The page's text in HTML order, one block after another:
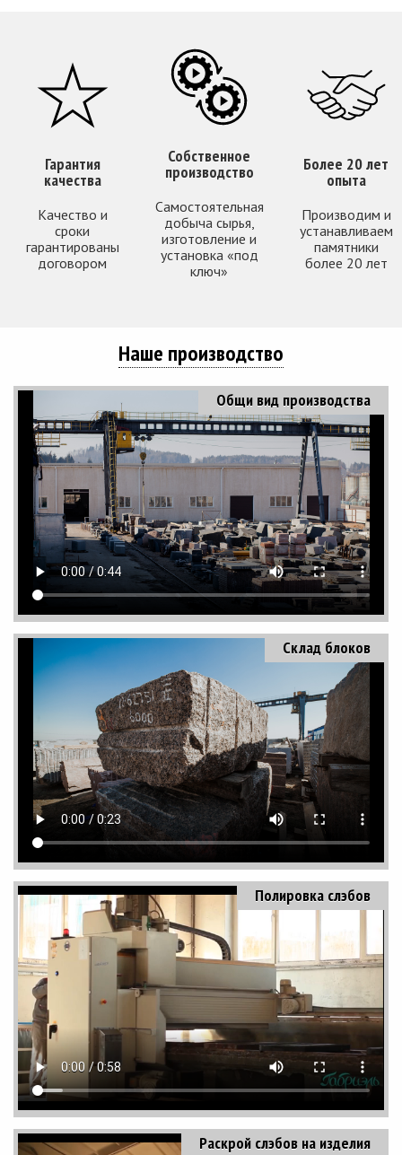
Гарантия
качества
Качество и
сроки
гарантированы
договором
Собственное
производство
Самостоятельная
добыча сырья,
изготовление и
установка «под
ключ»
Более 20 лет
опыта
Производим и
устанавливаем
памятники
более 20 лет
Наше производство
Общи вид производства
Склад блоков
Полировка слэбов
Раскрой слэбов на изделия